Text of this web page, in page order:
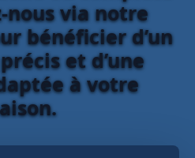
nous via notre
bénéficier d’un
et d’une
à votre